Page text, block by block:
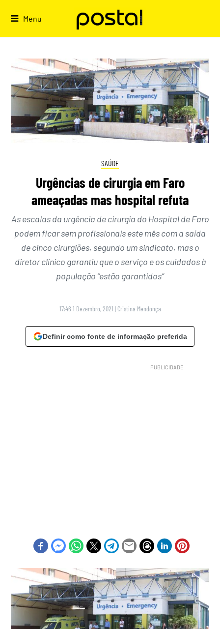
Menu
SAÚDE
Urgências de cirurgia em Faro
ameaçadas mas hospital refuta
As escalas da urgência de cirurgia do Hospital de Faro
podem ficar sem profissionais este mês com a saída
de cinco cirurgiões, segundo um sindicato, mas o
diretor clínico garantiu que o serviço e os cuidados à
população “estão garantidos”
17:46 1 Dezembro, 2021 | Cristina Mendonça
Definir como fonte de informação preferida